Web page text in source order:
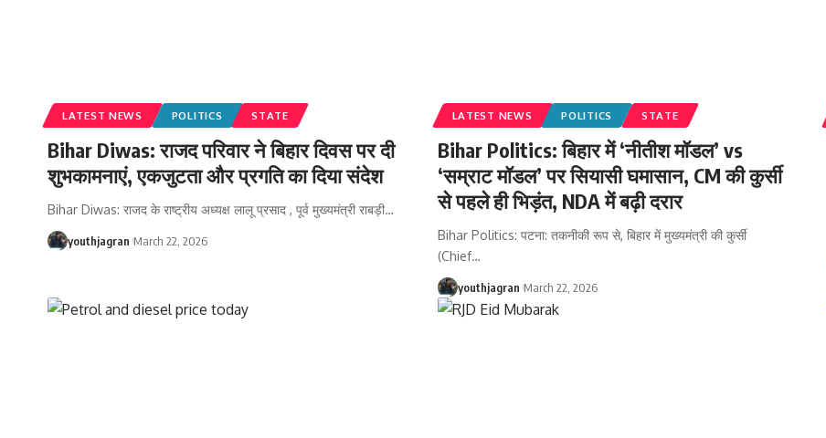
LATEST NEWS POLITICS STATE
Bihar Diwas: राजद परिवार ने बिहार दिवस पर दी
शुभकामनाएं, एकजुटता और प्रगति का दिया संदेश
Bihar Diwas: राजद के राष्ट्रीय अध्यक्ष लालू प्रसाद , पूर्व मुख्यमंत्री राबड़ी…
youthjagran March 22, 2026
LATEST NEWS POLITICS STATE
Bihar Politics: बिहार में ‘नीतीश मॉडल’ vs
‘सम्राट मॉडल’ पर सियासी घमासान, CM की कुर्सी
से पहले ही भिड़ंत, NDA में बढ़ी दरार
Bihar Politics: पटना: तकनीकी रूप से, बिहार में मुख्यमंत्री की कुर्सी
(Chief…
youthjagran March 22, 2026